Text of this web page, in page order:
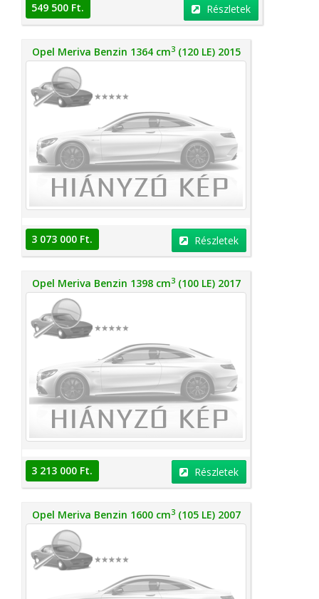
549 500 Ft. Részletek
Opel Meriva Benzin 1364 cm3(120 LE) 2015
3 073 000 Ft. Részletek
Opel Meriva Benzin 1398 cm3(100 LE) 2017
3 213 000 Ft. Részletek
Opel Meriva Benzin 1600 cm3(105 LE) 2007